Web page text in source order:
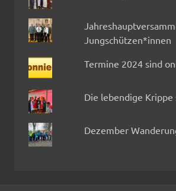
Jungschützen*innen
Termine 2024 sind
Die lebendige Krippe
Dezember